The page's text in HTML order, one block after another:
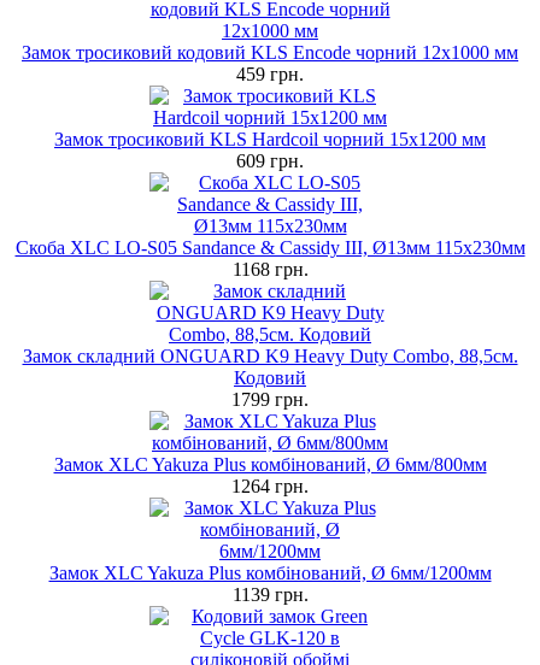
Замок тросиковий кодовий KLS Encode чорний 12x1000 мм
459 грн.
Замок тросиковий KLS Hardcoil чорний 15х1200 мм
609 грн.
Скоба XLC LO-S05 Sandance & Cassidy III, Ø13мм 115x230мм
1168 грн.
Замок складний ONGUARD K9 Heavy Duty Combo, 88,5см.
Кодовий
1799 грн.
Замок XLC Yakuza Plus комбінований, Ø 6мм/800мм
1264 грн.
Замок XLC Yakuza Plus комбінований, Ø 6мм/1200мм
1139 грн.